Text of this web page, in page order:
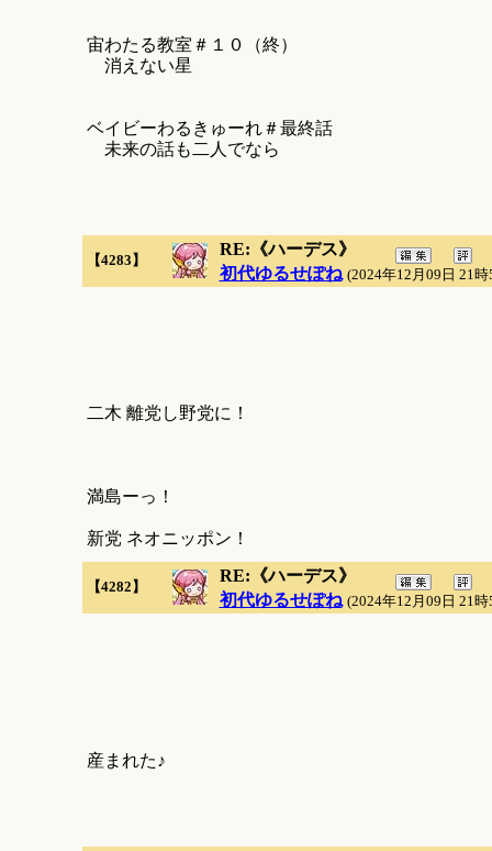
宙わたる教室＃１０（終）
消えない星
ベイビーわるきゅーれ＃最終話
未来の話も二人でなら
【4283】
RE:《ハーデス》
初代ゆるせぽね (2024年12月09日 21時
二木 離党し野党に！
満島ーっ！
新党 ネオニッポン！
【4282】
RE:《ハーデス》
初代ゆるせぽね (2024年12月09日 21時
産まれた♪